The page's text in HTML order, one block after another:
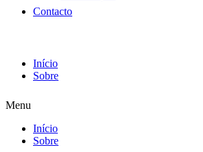
Contacto
Início
Sobre
Menu
Início
Sobre